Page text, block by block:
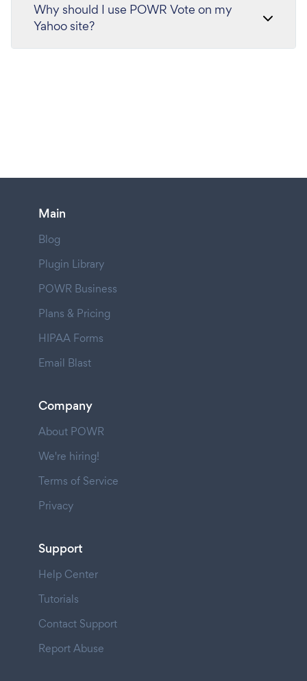
Why should I use POWR Vote on my
Yahoo site?
Main
Blog
Plugin Library
POWR Business
Plans & Pricing
HIPAA Forms
Email Blast
Company
About POWR
We're hiring!
Terms of Service
Privacy
Support
Help Center
Tutorials
Contact Support
Report Abuse